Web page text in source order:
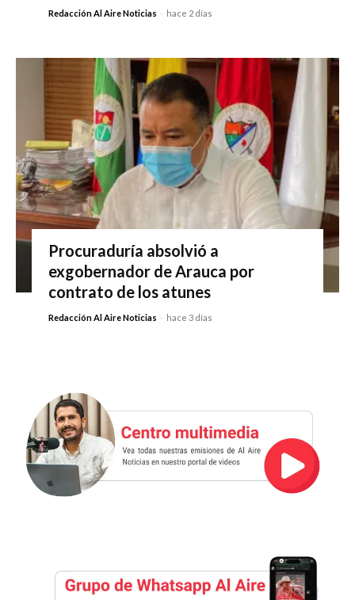
Redacción Al Aire Noticias - hace 2 días
Procuraduría absolvió a
exgobernador de Arauca por
contrato de los atunes
Redacción Al Aire Noticias - hace 3 días